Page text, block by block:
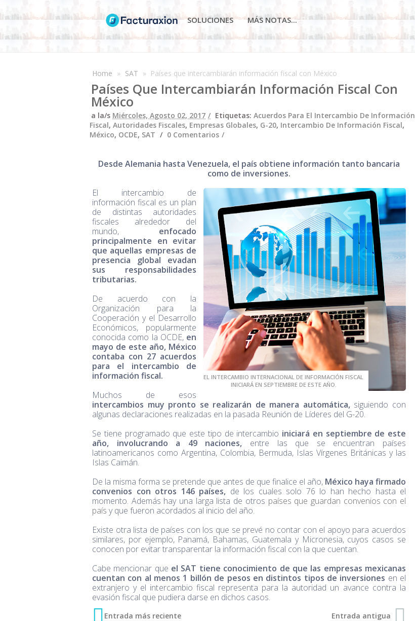
SOLUCIONES MÁS NOTAS...
Home » SAT » Países que intercambiarán información fiscal con México
Países Que Intercambiarán Información Fiscal Con
México
a la/s Miércoles, Agosto 02, 2017 Etiquetas: Acuerdos Para El Intercambio De Información
Fiscal, Autoridades Fiscales, Empresas Globales, G-20, Intercambio De Información Fiscal,
México, OCDE, SAT 0 Comentarios
Desde Alemania hasta Venezuela, el país obtiene información tanto bancaria
como de inversiones.
EL INTERCAMBIO INTERNACIONAL DE INFORMACIÓN FISCAL
INICIARÁ EN SEPTIEMBRE DE ESTE AÑO.
El intercambio de
información fiscal es un plan
de distintas autoridades
fiscales alrededor del
mundo, enfocado
principalmente en evitar
que aquellas empresas de
presencia global evadan
sus responsabilidades
tributarias.
De acuerdo con la
Organización para la
Cooperación y el Desarrollo
Económicos, popularmente
conocida como la OCDE, en
mayo de este año, México
contaba con 27 acuerdos
para el intercambio de
información fiscal.
Muchos de esos
intercambios muy pronto se realizarán de manera automática, siguiendo con
algunas declaraciones realizadas en la pasada Reunión de Líderes del G-20.
Se tiene programado que este tipo de intercambio iniciará en septiembre de este
año, involucrando a 49 naciones, entre las que se encuentran países
latinoamericanos como Argentina, Colombia, Bermuda, Islas Vírgenes Británicas y las
Islas Caimán.
De la misma forma se pretende que antes de que finalice el año, México haya firmado
convenios con otros 146 países, de los cuales solo 76 lo han hecho hasta el
momento. Además hay una larga lista de otros países que guardan convenios con el
país y que fueron acordados al inicio del año.
Existe otra lista de países con los que se prevé no contar con el apoyo para acuerdos
similares, por ejemplo, Panamá, Bahamas, Guatemala y Micronesia, cuyos casos se
conocen por evitar transparentar la información fiscal con la que cuentan.
Cabe mencionar que el SAT tiene conocimiento de que las empresas mexicanas
cuentan con al menos 1 billón de pesos en distintos tipos de inversiones en el
extranjero y el intercambio fiscal representa para la autoridad un avance contra la
evasión fiscal que pudiera darse en dichos casos.
Entrada más reciente Entrada antigua